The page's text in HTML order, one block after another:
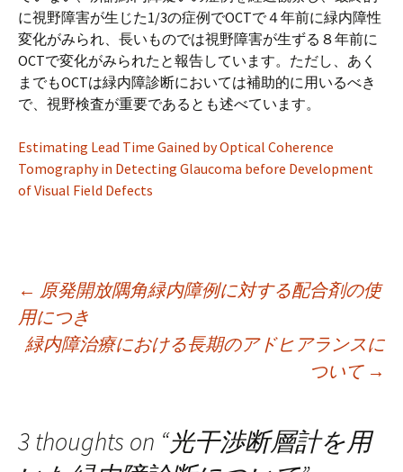
に視野障害が生じた1/3の症例でOCTで４年前に緑内障性
変化がみられ、長いものでは視野障害が生ずる８年前に
OCTで変化がみられたと報告しています。ただし、あく
までもOCTは緑内障診断においては補助的に用いるべき
で、視野検査が重要であるとも述べています。
Estimating Lead Time Gained by Optical Coherence
Tomography in Detecting Glaucoma before Development
of Visual Field Defects
投
稿
← 原発開放隅角緑内障例に対する配合剤の使
用につき
緑内障治療における長期のアドヒアランスに
ついて →
3 thoughts on “光干渉断層計を用